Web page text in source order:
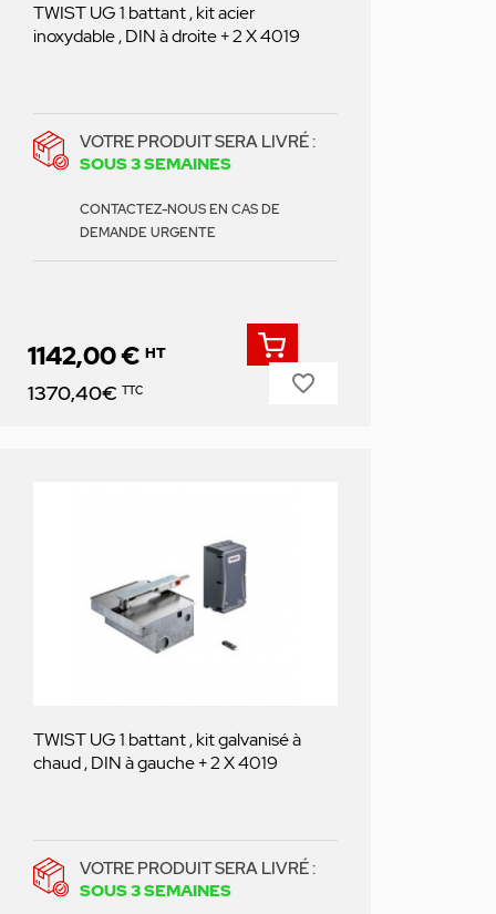
TWIST UG 1 battant , kit acier
inoxydable , DIN à droite + 2 X 4019
VOTRE PRODUIT SERA LIVRÉ :
SOUS 3 SEMAINES
CONTACTEZ-NOUS EN CAS DE
DEMANDE URGENTE
Prix
1142,00 € HT
1370,40€ TTC favorite_border
TWIST UG 1 battant , kit galvanisé à
chaud , DIN à gauche + 2 X 4019
VOTRE PRODUIT SERA LIVRÉ :
SOUS 3 SEMAINES